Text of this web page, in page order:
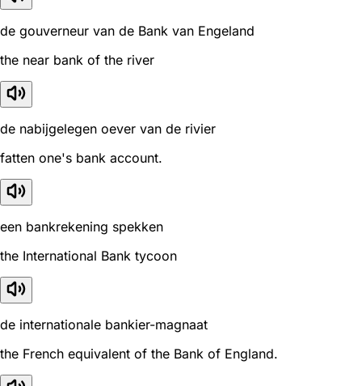
de gouverneur van de Bank van Engeland
the near bank of the river
de nabijgelegen oever van de rivier
fatten one's bank account.
een bankrekening spekken
the International Bank tycoon
de internationale bankier-magnaat
the French equivalent of the Bank of England.